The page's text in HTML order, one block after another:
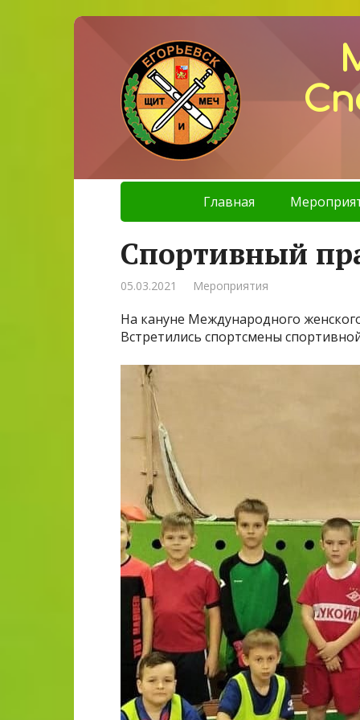
Главная
Cпортивный
05.03.2021 Мероприятия
На кануне Международного
Встретились спортсмены